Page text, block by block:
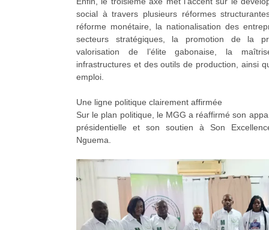
social à travers plusieurs réformes
réforme monétaire, la nationalisation des
secteurs stratégiques, la promotion de la
valorisation de l’élite gabonaise, la
infrastructures et des outils de production, ainsi
emploi.
Une ligne politique clairement affirmée
Sur le plan politique, le MGG a réaffirmé son
présidentielle et son soutien à Son
Nguema.